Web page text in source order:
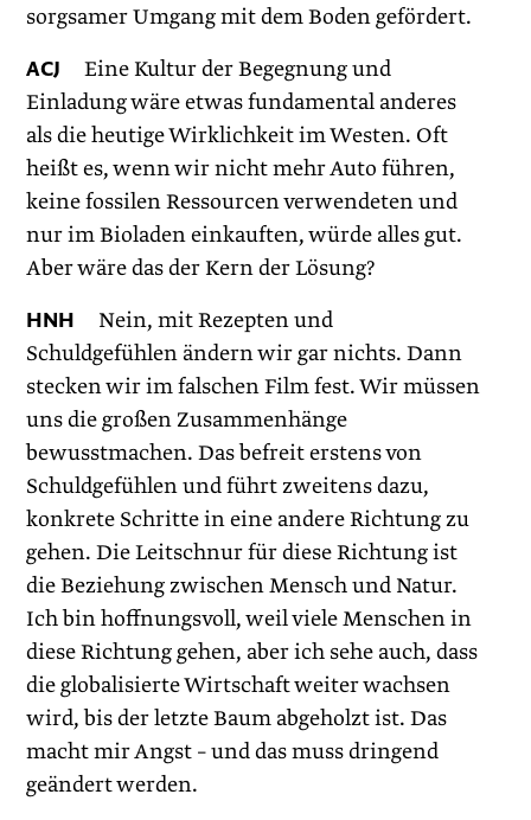
sorgsamer Umgang mit dem Boden gefördert.
ACJ Eine Kultur der Begegnung und
Einladung wäre etwas fundamental anderes
als die heutige Wirklichkeit im Westen. Oft
heißt es, wenn wir nicht mehr Auto führen,
keine fossilen Ressourcen verwendeten und
nur im Bioladen einkauften, würde alles gut.
Aber wäre das der Kern der Lösung?
HNH Nein, mit Rezepten und
Schuldgefühlen ändern wir gar nichts. Dann
stecken wir im falschen Film fest. Wir müssen
uns die großen Zusammenhänge
bewusstmachen. Das befreit erstens von
Schuldgefühlen und führt zweitens dazu,
konkrete Schritte in eine andere Richtung zu
gehen. Die Leitschnur für diese Richtung ist
die Beziehung zwischen Mensch und Natur.
Ich bin hoffnungsvoll, weil viele Menschen in
diese Richtung gehen, aber ich sehe auch, dass
die globalisierte Wirtschaft weiter wachsen
wird, bis der letzte Baum abgeholzt ist. Das
macht mir Angst – und das muss dringend
geändert werden.